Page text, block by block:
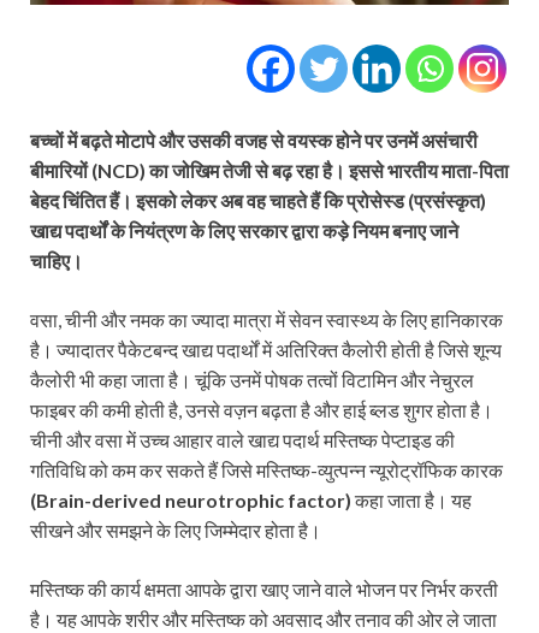
बच्चों में बढ़ते मोटापे और उसकी वजह से वयस्क होने पर उनमें असंचारी
बीमारियों (NCD) का जोखिम तेजी से बढ़ रहा है। इससे भारतीय माता-पिता
बेहद चिंतित हैं। इसको लेकर अब वह चाहते हैं कि प्रोसेस्ड (प्रसंस्कृत)
खाद्य पदार्थों के नियंत्रण के लिए सरकार द्वारा कड़े नियम बनाए जाने
चाहिए।
वसा, चीनी और नमक का ज्यादा मात्रा में सेवन स्वास्थ्य के लिए हानिकारक
है। ज्यादातर पैकेटबन्द खाद्य पदार्थों में अतिरिक्त कैलोरी होती है जिसे शून्य
कैलोरी भी कहा जाता है। चूंकि उनमें पोषक तत्वों विटामिन और नेचुरल
फाइबर की कमी होती है, उनसे वज़न बढ़ता है और हाई ब्लड शुगर होता है।
चीनी और वसा में उच्च आहार वाले खाद्य पदार्थ मस्तिष्क पेप्टाइड की
गतिविधि को कम कर सकते हैं जिसे मस्तिष्क-व्युत्पन्न न्यूरोट्रॉफिक कारक
(Brain-derived neurotrophic factor)कहा जाता है। यह
सीखने और समझने के लिए जिम्मेदार होता है।
मस्तिष्क की कार्य क्षमता आपके द्वारा खाए जाने वाले भोजन पर निर्भर करती
है। यह आपके शरीर और मस्तिष्क को अवसाद और तनाव की ओर ले जाता